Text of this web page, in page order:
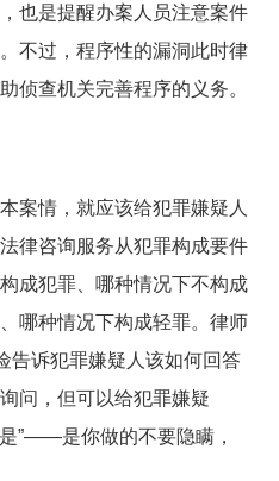
也是提醒办案人员注意案件
不过，程序性的漏洞此时律
侦查机关完善程序的义务。
案情，就应该给犯罪嫌疑人
律咨询服务从犯罪构成要件
成犯罪、哪种情况下不构成
哪种情况下构成轻罪。律师
告诉犯罪嫌疑人该如何回答
问，但可以给犯罪嫌疑
是”——是你做的不要隐瞒，